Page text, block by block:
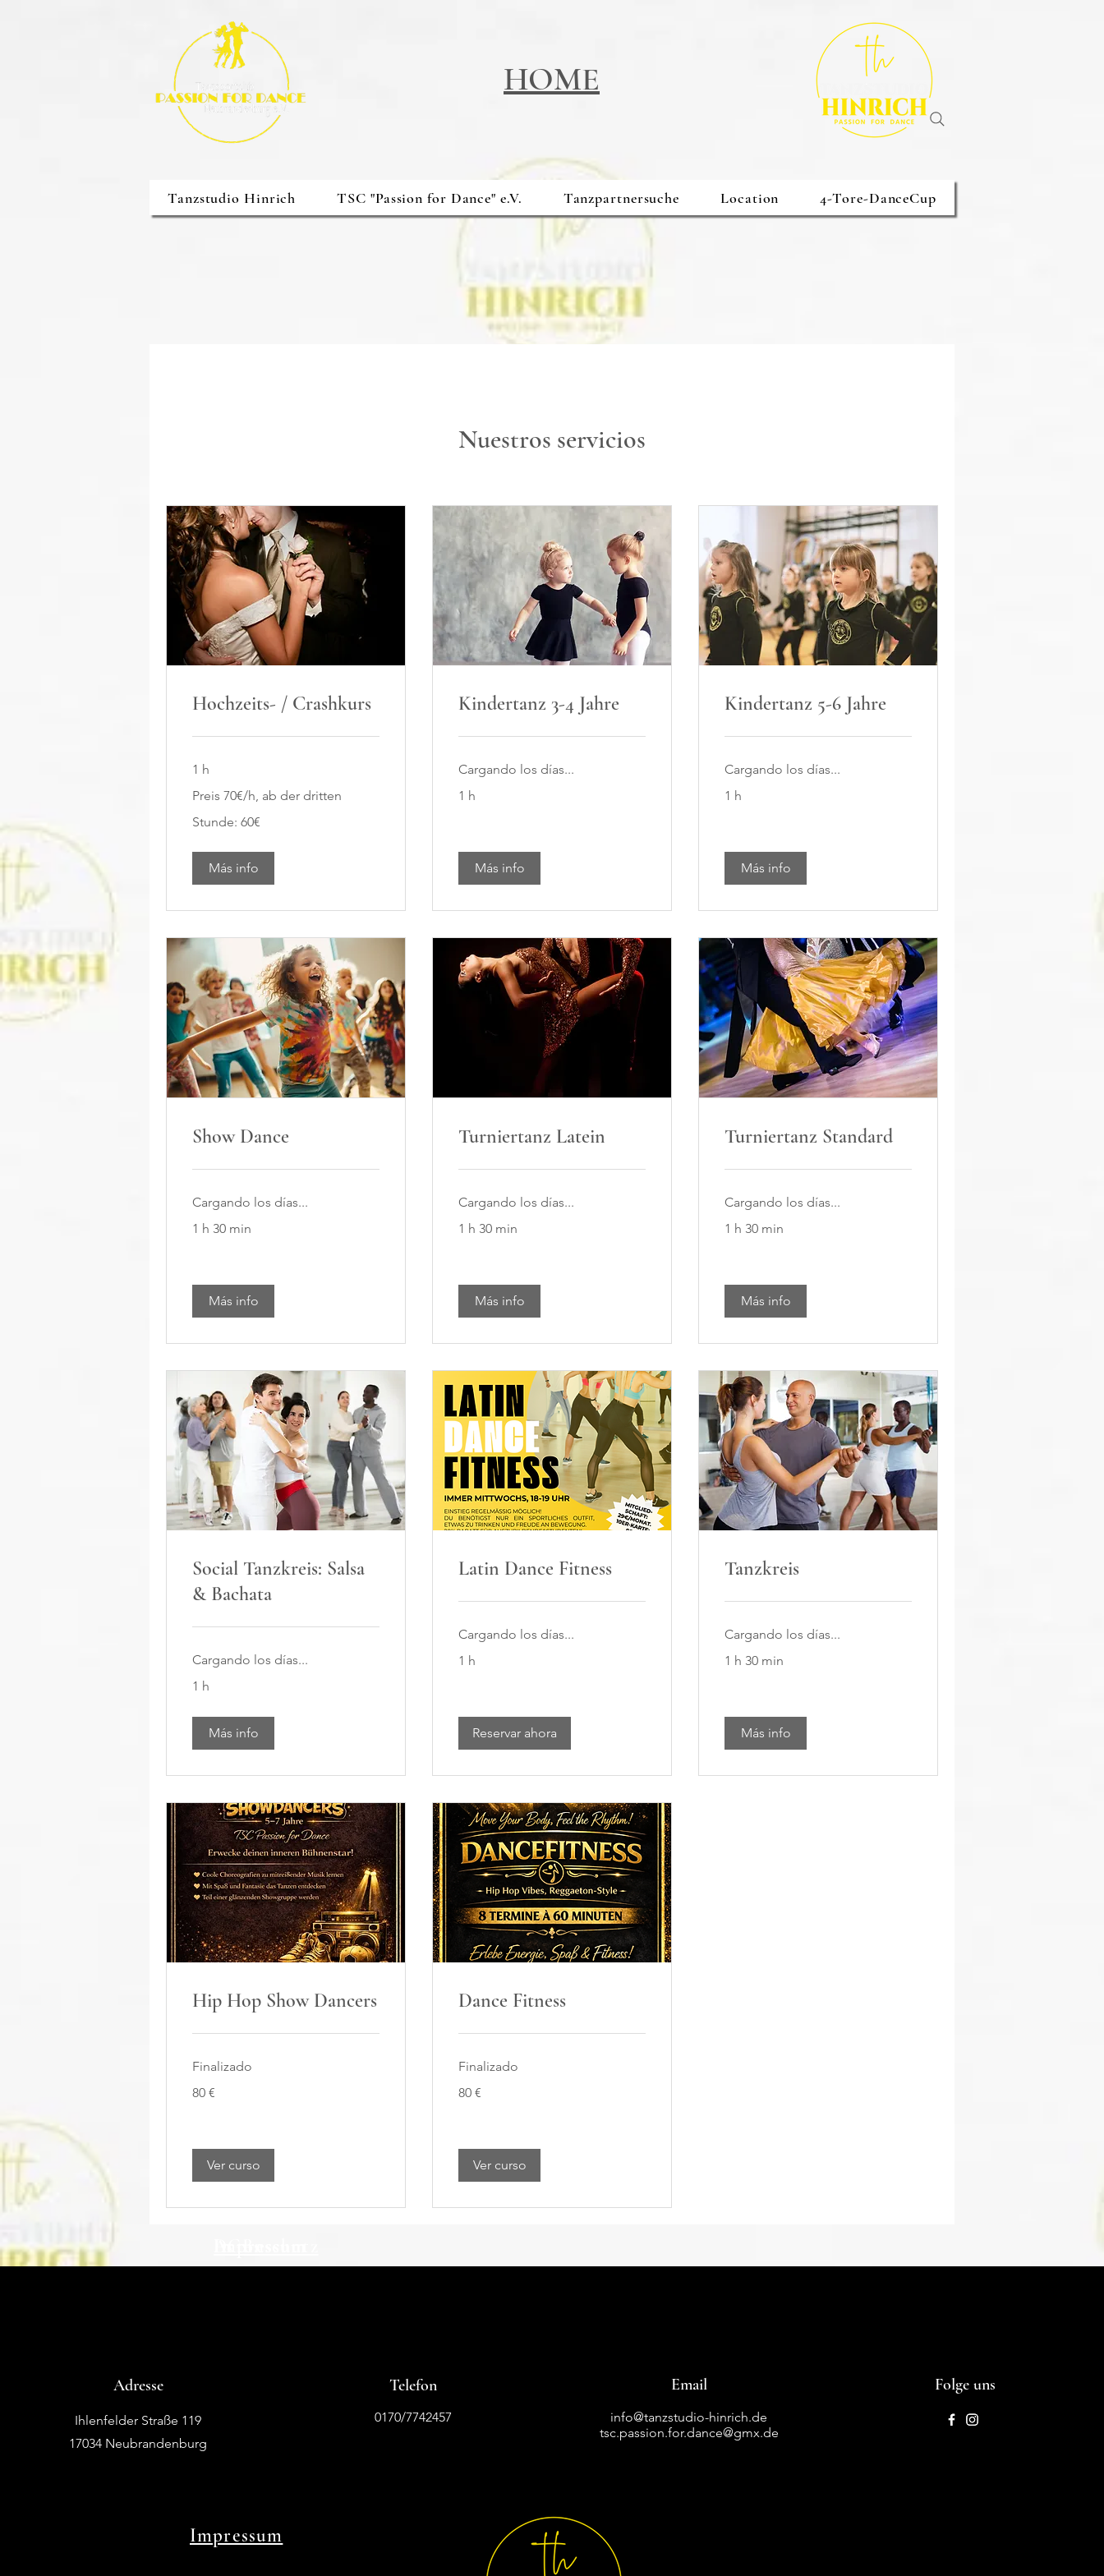
HOME
Tanzstudio Hinrich TSC "Passion for Dance" e.V. Tanzpartnersuche Location 4-Tore-DanceCup
Nuestros servicios
Hochzeits- / Crashkurs
1 h
70€/h,
dritten
Preis 70€/h, ab der dritten
Stunde: 60€
Más info
Kindertanz 3-4 Jahre
Cargando los días...
1 h
Más info
Kindertanz 5-6 Jahre
Cargando los días...
1 h
Más info
Show Dance
Cargando los días...
1 h 30 min
Más info
Turniertanz Latein
Cargando los días...
1 h 30 min
Más info
Turniertanz Standard
Cargando los días...
1 h 30 min
Más info
Social Tanzkreis: Salsa
& Bachata
Cargando los días...
1 h
Más info
Latin Dance Fitness
Cargando los días...
1 h
Reservar ahora
Tanzkreis
Cargando los días...
1 h 30 min
Más info
Hip Hop Show Dancers
Finalizado
euros
80 €
Ver curso
Dance Fitness
Finalizado
euros
80 €
Ver curso
Adresse
Ihlenfelder Straße 119
17034 Neubrandenburg
Telefon
0170/7742457
Email
info@tanzstudio-hinrich.de
tsc.passion.for.dance@gmx.de
Folge uns
Impressum